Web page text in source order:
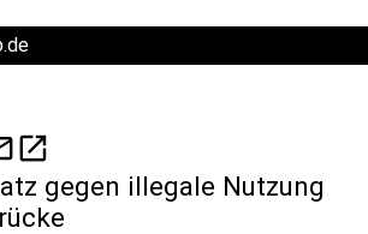
open_in_new
gegen illegale Nutzung